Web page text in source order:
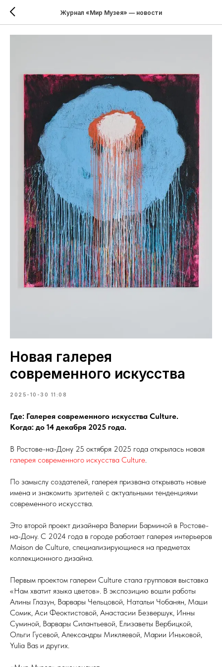
Журнал «Мир Музея» — новости
Новая галерея
современного искусства
2025-10-30 11:08
Где: Галерея современного искусства Culture.
Когда: до 14 декабря 2025 года.
В Ростове-на-Дону 25 октября 2025 года открылась новая
галерея современного искусства Culture.
По замыслу создателей, галерея призвана открывать новые
имена и знакомить зрителей с актуальными тенденциями
современного искусства.
Это второй проект дизайнера Валерии Барминой в Ростове-
на-Дону. С 2024 года в городе работает галерея интерьеров
Maison de Culture, специализирующиеся на предметах
коллекционного дизайна.
Первым проектом галереи Culture стала групповая выставка
«Нам хватит языка цветов». В экспозицию вошли работы
Алины Глазун, Варвары Чельцовой, Натальи Чобанян, Маши
Сомик, Аси Феоктистовой, Анастасии Безвершук, Инны
Суминой, Варвары Силантьевой, Елизаветы Вербицкой,
Ольги Гусевой, Александры Микляевой, Марии Иньковой,
Yulia Bas и других.